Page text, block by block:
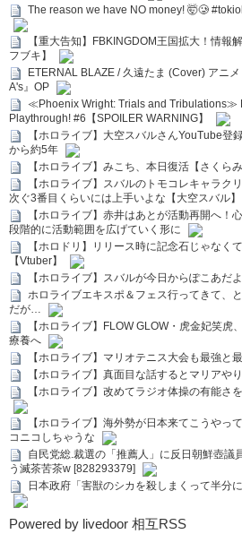
The reason we have NO money! 🤯🥲
【重大告知】FBKINGDOM王国拡大！情報
フブキ】
ETERNAL BLAZE / 久遠たま (Cover) アニ
A's』OP
≪Phoenix Wright: Trials and Tribulations≫
Playthrough! #6【SPOILER WARNING】
【ホロライブ】大空スバルさんYouTube登
から約5年
【ホロライブ】みこち、本日復活【さくらみ
【ホロライブ】スバルのトモコレキャラク
次ぐ3番目くらいには上手いよな【大空スバル】
【ホロライブ】赤井はあとが活動再開へ！
段階的に活動範囲を広げていく形に
【ホロドリ】リリース時に記念石じゃなく
【Vtuber】
【ホロライブ】スバルが今日からぽこあだ
ホロライブエキスポ＆フェス行ってきて、
だが…
【ホロライブ】FLOW GLOW・虎金妃笑
療養へ
【ホロライブ】マリオテニス大会も最強と
【ホロライブ】真面目な話するとマリアや
【ホロライブ】改めてラジオ体操の有能さ
【ホロライブ】海外勢が日本来てこうやっ
コニコしちゃうな
自民党総.裁選の「推薦人」に反日朝鮮壺
う滅茶苦茶w [828293379]
日本政府「害獣のシカを殺しまくって半分
Powered by livedoor 相互RSS